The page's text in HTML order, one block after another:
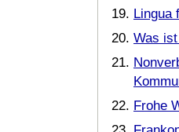
Lingua
Was
Frohe